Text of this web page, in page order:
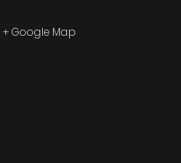
+ Google Map